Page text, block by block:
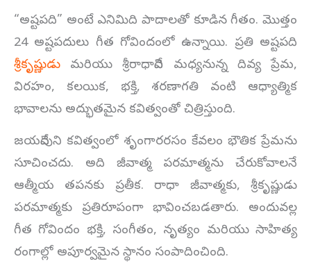
“అష్టపది” అంటే ఎనిమిది పాదాలతో కూడిన గీతం. మొత్తం
24 అష్టపదులు గీత గోవిందంలో ఉన్నాయి. ప్రతి అష్టపది
శ్రీకృష్ణుడు మరియు శ్రీరాధాదేవి మధ్యనున్న దివ్య ప్రేమ,
విరహం, కలయిక, భక్తి, శరణాగతి వంటి ఆధ్యాత్మిక
భావాలను అద్భుతమైన కవిత్వంతో చిత్రిస్తుంది.
జయదేవుని కవిత్వంలో శృంగారరసం కేవలం భౌతిక ప్రేమను
సూచించదు. అది జీవాత్మ పరమాత్మను చేరుకోవాలనే
ఆత్మీయ తపనకు ప్రతీక. రాధా జీవాత్మకు, శ్రీకృష్ణుడు
పరమాత్మకు ప్రతిరూపంగా భావించబడతారు. అందువల్ల
గీత గోవిందం భక్తి, సంగీతం, నృత్యం మరియు సాహిత్య
రంగాల్లో అపూర్వమైన స్థానం సంపాదించింది.